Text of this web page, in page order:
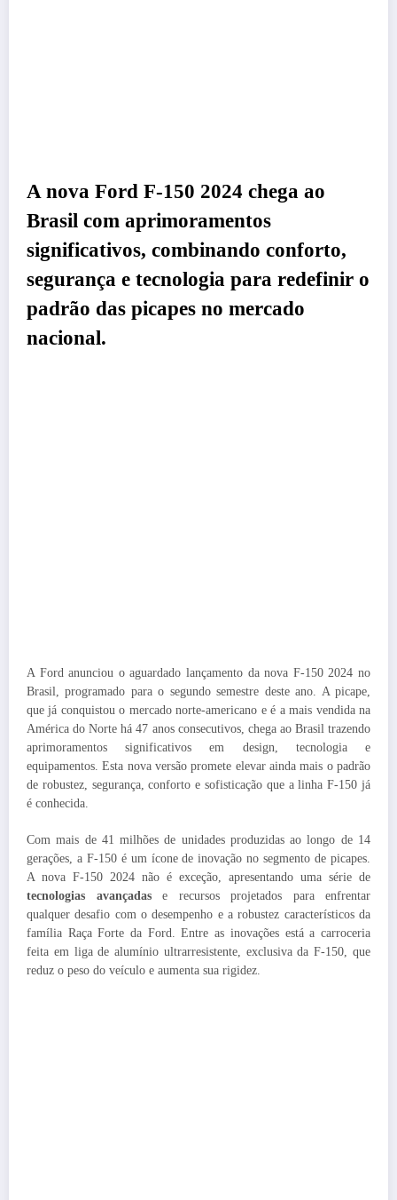
A nova Ford F-150 2024 chega ao
Brasil com aprimoramentos
significativos, combinando conforto,
segurança e tecnologia para redefinir o
padrão das picapes no mercado
nacional.
A Ford anunciou o aguardado lançamento da nova F-150 2024 no
Brasil, programado para o segundo semestre deste ano. A picape,
que já conquistou o mercado norte-americano e é a mais vendida na
América do Norte há 47 anos consecutivos, chega ao Brasil trazendo
aprimoramentos significativos em design, tecnologia e
equipamentos. Esta nova versão promete elevar ainda mais o padrão
de robustez, segurança, conforto e sofisticação que a linha F-150 já
é conhecida.
Com mais de 41 milhões de unidades produzidas ao longo de 14
gerações, a F-150 é um ícone de inovação no segmento de picapes.
A nova F-150 2024 não é exceção, apresentando uma série de
tecnologias avançadase recursos projetados para enfrentar
qualquer desafio com o desempenho e a robustez característicos da
família Raça Forte da Ford. Entre as inovações está a carroceria
feita em liga de alumínio ultrarresistente, exclusiva da F-150, que
reduz o peso do veículo e aumenta sua rigidez.